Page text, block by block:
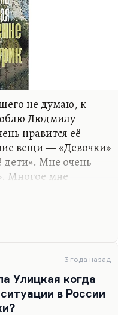
не думаю, к
Людмилу
нравится её
вещи — «Девочки»
дети». Мне очень
Многое мне
деятельность,
Шурик» и
которые
то
я люблю «Казус
«Казусе Кукоцкого»
3 года назад
Улицкая когда
в России